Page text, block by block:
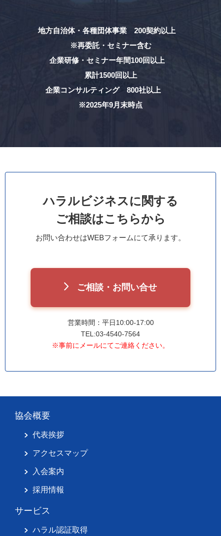
地方自治体・各種団体事業 200契約以上
※再委託・セミナー含む
企業研修・セミナー年間100回以上
累計1500回以上
企業コンサルティング 800社以上
※2025年9月末時点
ハラルビジネスに関する
ご相談はこちらから
お問い合わせはWEBフォームにて承ります。
ご相談・お問い合せ
営業時間：平日10:00-17:00
TEL:03-4540-7564
※事前にメールにてご連絡ください。
協会概要
代表挨拶
アクセスマップ
入会案内
採用情報
サービス
ハラル認証取得